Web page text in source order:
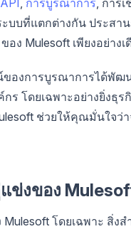
บบที่แตกต่างกัน ประสา
ง Mulesoft เพียงอย่างเ
องการบูรณาการได้พั
ร โดยเฉพาะอย่างยิ่ง
ช่วยให้คุณมั่นใจ
ข่งของ
โดยเฉพาะ สิ่ง